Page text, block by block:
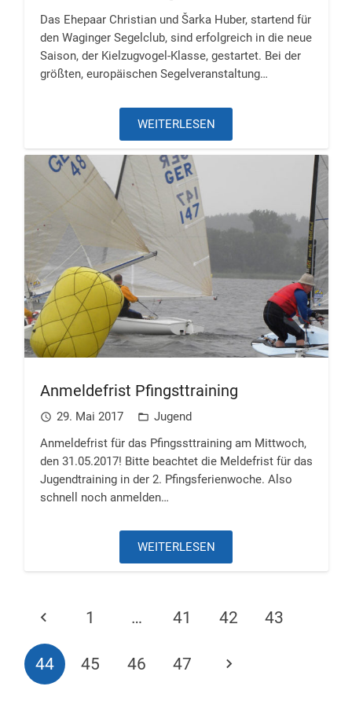
Das Ehepaar Christian und Šarka Huber, startend für
den Waginger Segelclub, sind erfolgreich in die neue
Saison, der Kielzugvogel-Klasse, gestartet. Bei der
größten, europäischen Segelveranstaltung…
WEITERLESEN
Anmeldefrist Pfingsttraining
access_time 29. Mai 2017 folder_open Jugend
Anmeldefrist für das Pfingssttraining am Mittwoch,
den 31.05.2017! Bitte beachtet die Meldefrist für das
Jugendtraining in der 2. Pfingsferienwoche. Also
schnell noch anmelden…
WEITERLESEN
1 … 41 42 43
44 45 46 47